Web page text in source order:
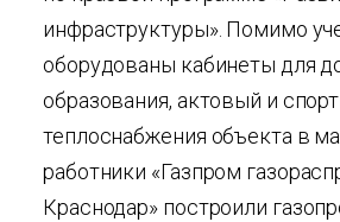
инфраструктуры». Помимо
оборудованы кабинеты для
образования, актовый и
теплоснабжения объекта в
работники «Газпром
Краснодар» построили